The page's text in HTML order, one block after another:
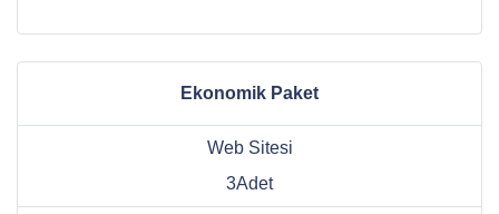
Ekonomik Paket
Web Sitesi
3Adet